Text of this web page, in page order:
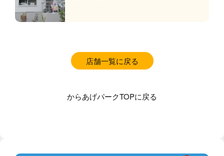
店舗一覧に戻る
からあげパークTOPに戻る